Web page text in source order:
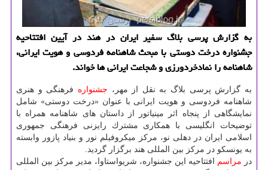
به گزارش پرسی بلاگ سفیر ایران در هند در آیین افتتاحیه
جشنواره درخت دوستی با مبحث شاهنامه فردوسی و هویت ایرانی،
شاهنامه را نمادخردورزی و شجاعت ایرانی ها خواند.
به گزارش پرسی بلاگ به نقل از مهر، جشنواره فرهنگی و هنری
شاهنامه فردوسی و هویت ایرانی با عنوان «درخت دوستی» شامل
نمایشگاهی از پنجاه اثر مینیاتور از داستان های شاهنامه همراه با
توضیحات انگلیسی با همكاری مشترك رایزنی فرهنگی جمهوری
اسلامی ایران در دهلی نو، مركز میكروفیلم نور و بنیاد پازور وابسته
به یونسكو در مركز بین المللی هند برگزار گردید.
در مراسم افتتاحیه این جشنواره، شریواستاوا، مدیر مركز بین المللی